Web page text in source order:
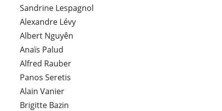
Sandrine Lespagnol
Alexandre Lévy
Albert Nguyên
Anaïs Palud
Alfred Rauber
Panos Seretis
Alain Vanier
Brigitte Bazin